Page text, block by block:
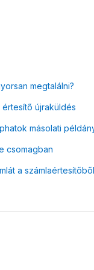
megtalálni?
újraküldés
másolati
csomagban
a